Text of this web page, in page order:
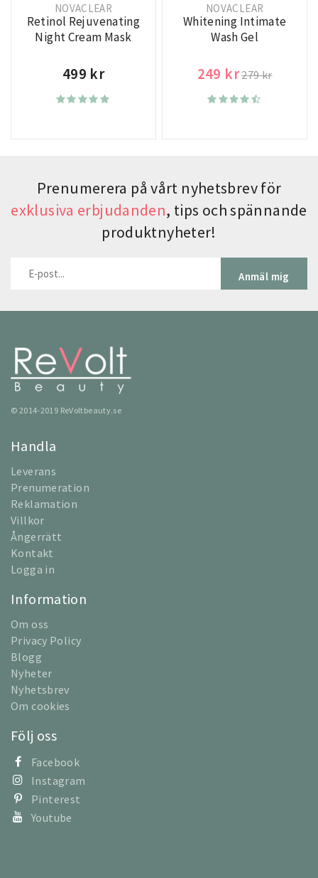
NOVACLEAR
Retinol Rejuvenating
Night Cream Mask
499 kr
NOVACLEAR
Whitening Intimate
Wash Gel
249 kr279 kr
Prenumerera på vårt nyhetsbrev för
exklusiva erbjudanden, tips och spännande
produktnyheter!
Anmäl mig
© 2014-2019 ReVoltbeauty.se
Handla
Leverans
Prenumeration
Reklamation
Villkor
Ångerrätt
Kontakt
Logga in
Information
Om oss
Privacy Policy
Blogg
Nyheter
Nyhetsbrev
Om cookies
Följ oss
Facebook
Instagram
Pinterest
Youtube